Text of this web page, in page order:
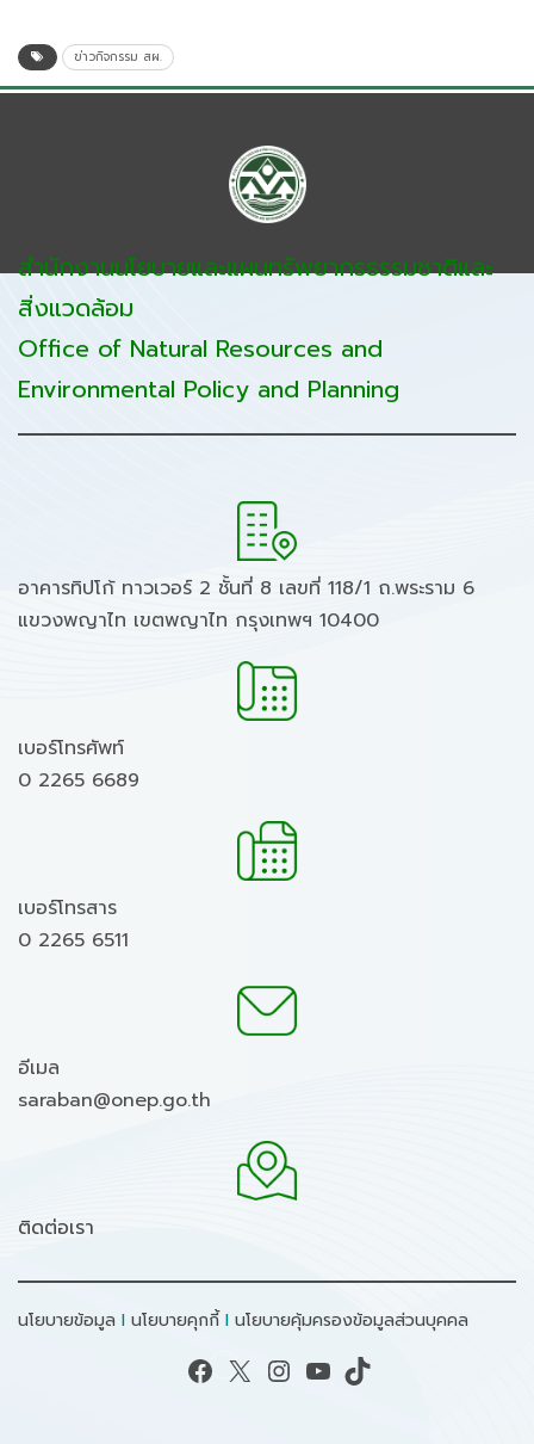
ข่าวกิจกรรม สผ.
สำนักงานนโยบายและแผนทรัพยากรธรรมชาติและ
สิ่งแวดล้อม
Office of Natural Resources and
Environmental Policy and Planning
อาคารทิปโก้ ทาวเวอร์ 2 ชั้นที่ 8 เลขที่ 118/1 ถ.พระราม 6
แขวงพญาไท เขตพญาไท กรุงเทพฯ 10400
เบอร์โทรศัพท์
0 2265 6689
เบอร์โทรสาร
0 2265 6511
อีเมล
saraban@onep.go.th
ติดต่อเรา
นโยบายข้อมูล I นโยบายคุกกี้ I นโยบายคุ้มครองข้อมูลส่วนบุคคล
Facebook X Instagram YouTube TikTok